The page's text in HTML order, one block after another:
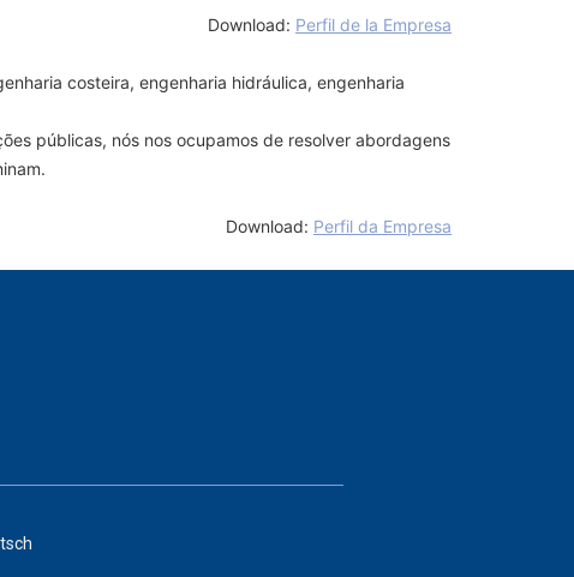
Download: Perfil de la Empresa
costeira, engenharia hidráulica, engenharia
públicas, nós nos ocupamos de resolver abordagens
Download: Perfil da Empresa